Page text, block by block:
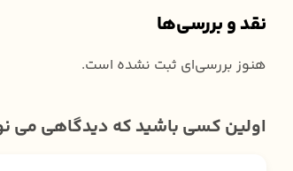
نقد و بررسی‌ها
هنوز بررسی‌ای ثبت نشده است.
اولین کسی باشید که دیدگاهی می